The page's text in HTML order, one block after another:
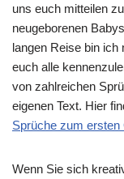
uns euch mitteilen
neugeborenen
langen Reise bin
euch alle
von zahlreichen
eigenen Text. Hier
Sprüche zum ersten
Wenn Sie sich